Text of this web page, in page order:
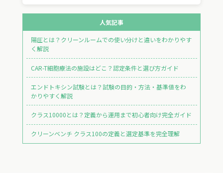
人気記事
陽圧とは？クリーンルームでの使い分けと違いをわかりやす
く解説
CAR-T細胞療法の施設はどこ？認定条件と選び方ガイド
エンドトキシン試験とは？試験の目的・方法・基準値をわ
かりやすく解説
クラス10000とは？定義から運用まで初心者向け完全ガイド
クリーンベンチ クラス100の定義と選定基準を完全理解